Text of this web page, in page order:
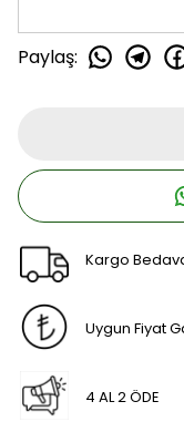
Paylaş:
Kargo
Uygun Fiyat
4 AL 2 ÖDE